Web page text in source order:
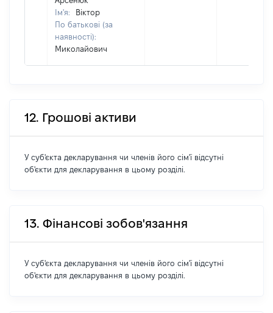
Ім'я:
Віктор
По батькові (за
наявності):
Миколайович
12. Грошові активи
У суб'єкта декларування чи членів його сім'ї відсутні
об'єкти для декларування в цьому розділі.
13. Фінансові зобов'язання
У суб'єкта декларування чи членів його сім'ї відсутні
об'єкти для декларування в цьому розділі.